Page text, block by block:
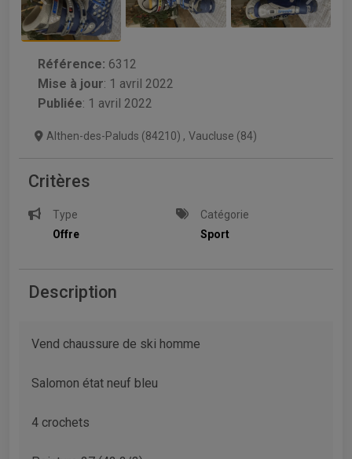
Référence: 6312
Mise à jour: 1 avril 2022
Publiée: 1 avril 2022
Althen-des-Paluds (84210) , Vaucluse (84)
Critères
Type
Offre
Catégorie
Sport
Description
Vend chaussure de ski homme
Salomon état neuf bleu
4 crochets